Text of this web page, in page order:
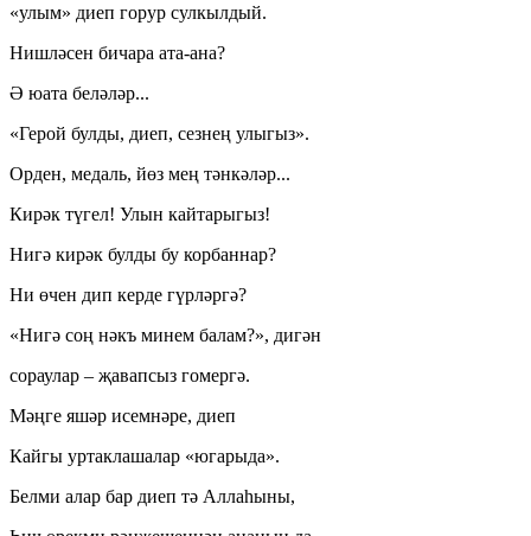
«улым» диеп горур сулкылдый.
Нишләсен бичара ата-ана?
Ә юата беләләр...
«Герой булды, диеп, сезнең улыгыз».
Орден, медаль, йөз мең тәнкәләр...
Кирәк түгел! Улын кайтарыгыз!
Нигә кирәк булды бу корбаннар?
Ни өчен дип керде гүрләргә?
«Нигә соң нәкъ минем балам?», дигән
сораулар – җавапсыз гомергә.
Мәңге яшәр исемнәре, диеп
Кайгы уртаклашалар «югарыда».
Белми алар бар диеп тә Аллаһыны,